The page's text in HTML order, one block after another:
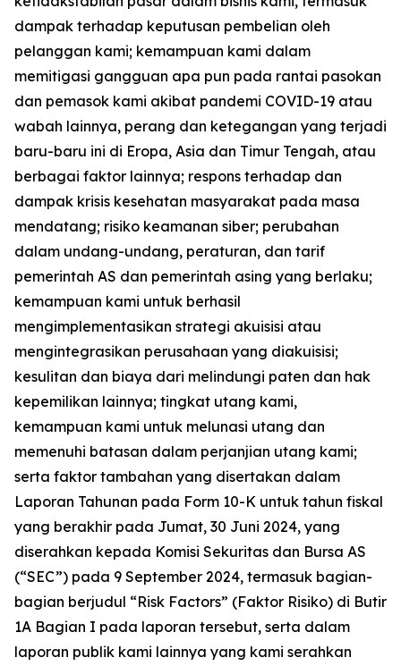
dampak terhadap keputusan pembelian oleh
pelanggan kami; kemampuan kami dalam
memitigasi gangguan apa pun pada rantai pasokan
dan pemasok kami akibat pandemi COVID-19 atau
wabah lainnya, perang dan ketegangan yang terjadi
baru-baru ini di Eropa, Asia dan Timur Tengah, atau
berbagai faktor lainnya; respons terhadap dan
dampak krisis kesehatan masyarakat pada masa
mendatang; risiko keamanan siber; perubahan
dalam undang-undang, peraturan, dan tarif
pemerintah AS dan pemerintah asing yang berlaku;
kemampuan kami untuk berhasil
mengimplementasikan strategi akuisisi atau
mengintegrasikan perusahaan yang diakuisisi;
kesulitan dan biaya dari melindungi paten dan hak
kepemilikan lainnya; tingkat utang kami,
kemampuan kami untuk melunasi utang dan
memenuhi batasan dalam perjanjian utang kami;
serta faktor tambahan yang disertakan dalam
Laporan Tahunan pada Form 10-K untuk tahun fiskal
yang berakhir pada Jumat, 30 Juni 2024, yang
diserahkan kepada Komisi Sekuritas dan Bursa AS
(“SEC”) pada 9 September 2024, termasuk bagian-
bagian berjudul “Risk Factors” (Faktor Risiko) di Butir
1A Bagian I pada laporan tersebut, serta dalam
laporan publik kami lainnya yang kami serahkan